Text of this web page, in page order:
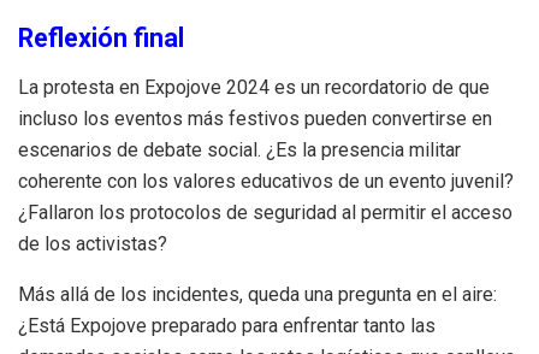
Reflexión final
La protesta en Expojove 2024 es un recordatorio de que
incluso los eventos más festivos pueden convertirse en
escenarios de debate social. ¿Es la presencia militar
coherente con los valores educativos de un evento juvenil?
¿Fallaron los protocolos de seguridad al permitir el acceso
de los activistas?
Más allá de los incidentes, queda una pregunta en el aire:
¿Está Expojove preparado para enfrentar tanto las